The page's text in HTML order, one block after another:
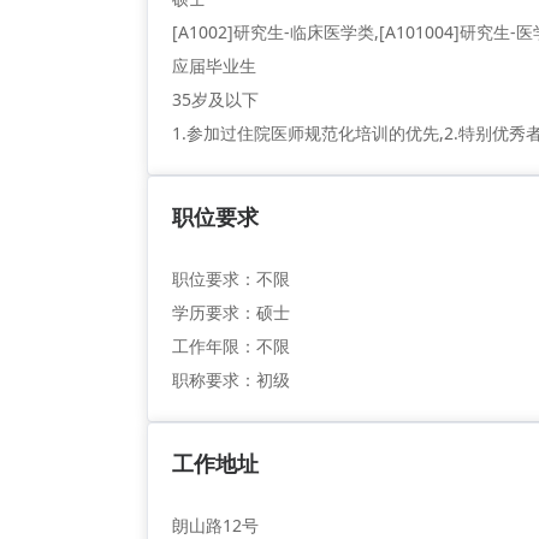
[A1002]研究生-临床医学类,[A101004]研究生-医
应届毕业生
35岁及以下
1.参加过住院医师规范化培训的优先,2.特别优秀
职位要求
职位要求：不限
学历要求：硕士
工作年限：不限
职称要求：初级
工作地址
朗山路12号